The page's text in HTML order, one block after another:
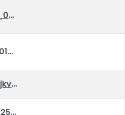
EDHT_2026_03_05_jkv
DHT_2026_01_14_jkv
DHT_EHHO_jkv_2026_01_22
DHT_jkv_20251209